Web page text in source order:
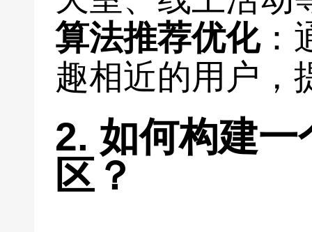
算法推荐优化：
趣相近的用户，
2. 如何构建
区？